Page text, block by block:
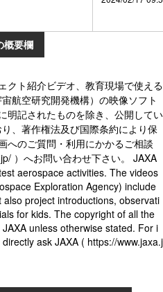
概要欄
クト紹介ビデオ、教育現場で使える
航空研究開発機構）の映像ソフト
明記されたものを除き、公開してい
、著作権法及び国際条約により保
へのご質問・利用にかかるご相談
）へお問い合わせ下さい。 JAXA
aerospace activities. The videos
Exploration Agency) include
project introductions, observati
for kids. The copyright of all the
unless otherwise stated. For i
ask JAXA ( https://www.jaxa.j